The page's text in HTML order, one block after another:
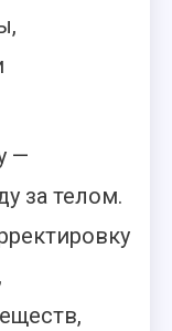
—
за телом.